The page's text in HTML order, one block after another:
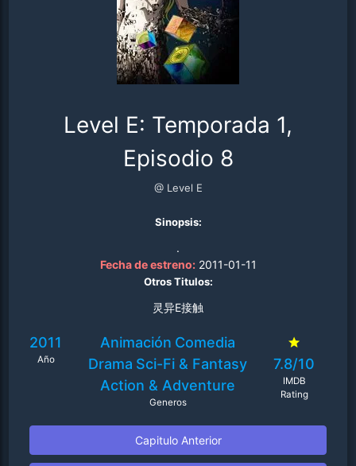
Level E: Temporada 1,
Episodio 8
@ Level E
Sinopsis:
.
Fecha de estreno:2011-01-11
Otros Titulos:
灵异E接触
2011
Año
Animación Comedia
Drama Sci-Fi & Fantasy
Action & Adventure
Generos
7.8/10
IMDB
Rating
Capitulo Anterior